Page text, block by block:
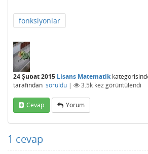
fonksiyonlar
24 Şubat 2015 Lisans Matematik
tarafından soruldu | 3.5k kez görüntülendi
Cevap Yorum
1 cevap